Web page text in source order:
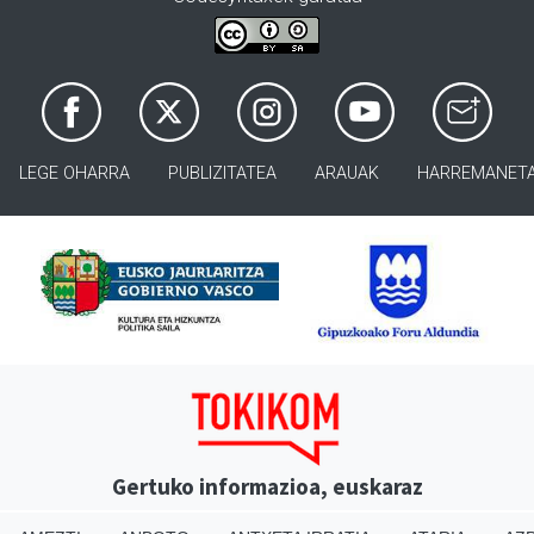
LEGE OHARRA PUBLIZITATEA ARAUAK
Gertuko informazioa, euskaraz